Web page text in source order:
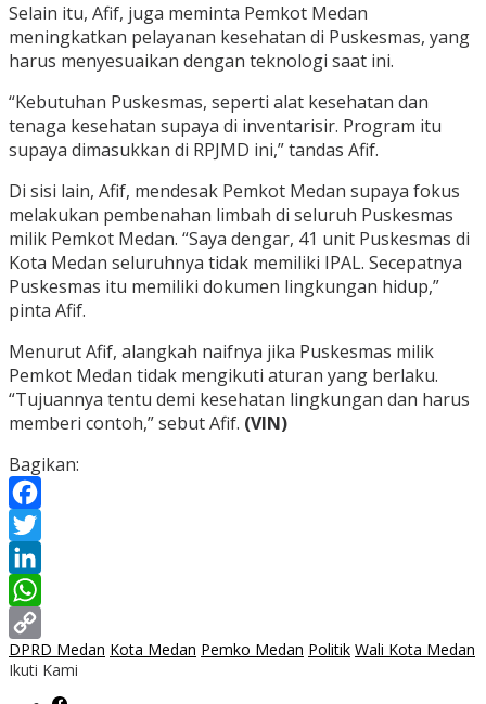
Selain itu, Afif, juga meminta Pemkot Medan
meningkatkan pelayanan kesehatan di Puskesmas, yang
harus menyesuaikan dengan teknologi saat ini.
“Kebutuhan Puskesmas, seperti alat kesehatan dan
tenaga kesehatan supaya di inventarisir. Program itu
supaya dimasukkan di RPJMD ini,” tandas Afif.
Di sisi lain, Afif, mendesak Pemkot Medan supaya fokus
melakukan pembenahan limbah di seluruh Puskesmas
milik Pemkot Medan. “Saya dengar, 41 unit Puskesmas di
Kota Medan seluruhnya tidak memiliki IPAL. Secepatnya
Puskesmas itu memiliki dokumen lingkungan hidup,”
pinta Afif.
Menurut Afif, alangkah naifnya jika Puskesmas milik
Pemkot Medan tidak mengikuti aturan yang berlaku.
“Tujuannya tentu demi kesehatan lingkungan dan harus
memberi contoh,” sebut Afif. (VIN)
Bagikan:
Facebook
Twitter
LinkedIn
WhatsApp
Copy
DPRD Medan Kota Medan Pemko Medan Politik Wali Kota Medan
Ikuti Kami